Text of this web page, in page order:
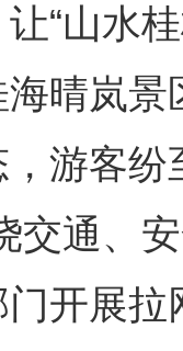
山水桂
晴岚
游客
交通、
开展